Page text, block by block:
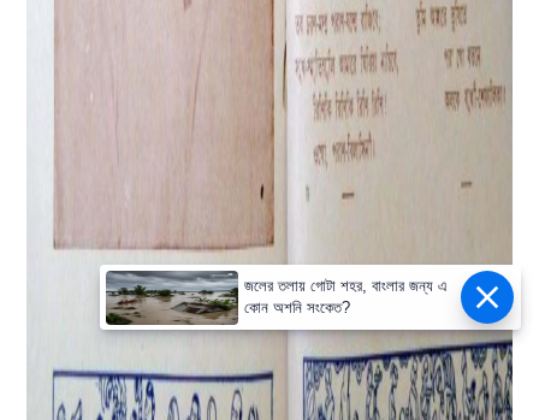
জলের তলায় গোটা শহর, বাংলার জন্য এ
কোন অশনি সংকেত?